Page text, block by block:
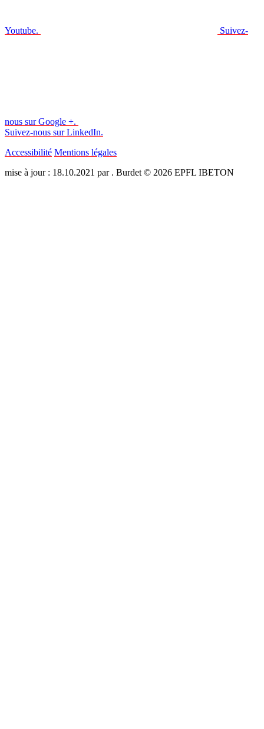
Youtube. Suivez-
nous sur Google +.
Suivez-nous sur LinkedIn.
Accessibilité Mentions légales
mise à jour : 18.10.2021 par . Burdet © 2026 EPFL IBETON